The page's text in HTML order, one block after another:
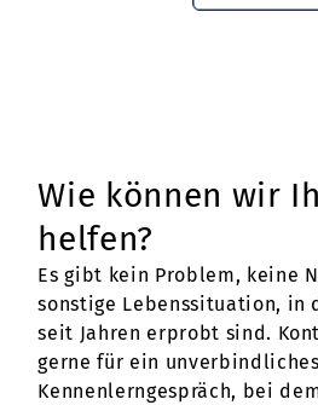
Wie können wir
helfen?
Es gibt kein Problem, keine
sonstige Lebenssituation, in
seit Jahren erprobt sind.
gerne für ein unverbindliches
Kennenlerngespräch, bei